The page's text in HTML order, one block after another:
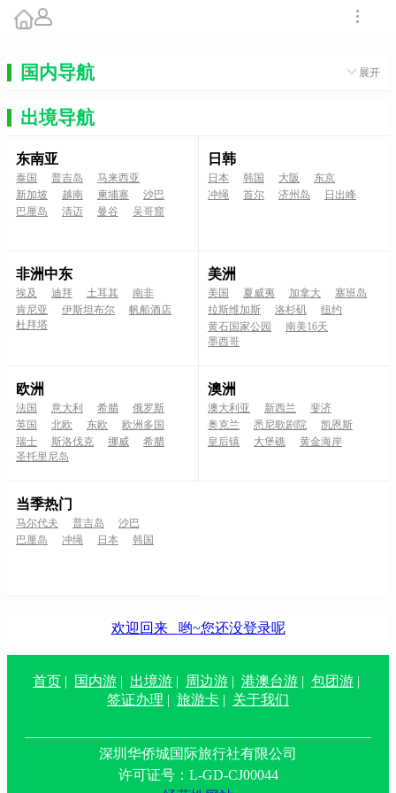
国内导航 展开
出境导航
东南亚
泰国 普吉岛
马来西亚
新加坡
越南 柬埔寨
沙巴
巴厘岛
清迈 曼谷 吴哥窟
日韩
日本 韩国 大阪
东京
冲绳
首尔 济州岛 日出峰
非洲中东
埃及 迪拜 土耳其
南非
肯尼亚
伊斯坦布尔
帆船酒店
杜拜塔
美洲
美国 夏威夷 加拿大
塞班岛
拉斯维加斯
洛杉矶
纽约
黄石国家公园
南美16天
墨西哥
欧洲
法国 意大利 希腊
俄罗斯
英国
北欧 东欧
欧洲多国
瑞士
斯洛伐克 挪威
希腊
圣托里尼岛
澳洲
澳大利亚 新西兰
斐济
奥克兰
悉尼歌剧院
凯恩斯
皇后镇
大堡礁 黄金海岸
当季热门
马尔代夫 普吉岛
沙巴
巴厘岛
冲绳 日本 韩国
欢迎回来 哟~您还没登录呢
首页 | 国内游 | 出境游 | 周边游 | 港澳台游 | 包团游 |
签证办理 | 旅游卡 | 关于我们
深圳华侨城国际旅行社有限公司
许可证号：L-GD-CJ00044